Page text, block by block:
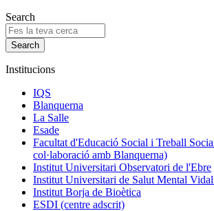
Search
Institucions
IQS
Blanquerna
La Salle
Esade
Facultat d'Educació Social i Treball
col·laboració amb Blanquerna)
Institut Universitari Observatori de l'Ebre
Institut Universitari de Salut Mental
Institut Borja de Bioètica
ESDI (centre adscrit)